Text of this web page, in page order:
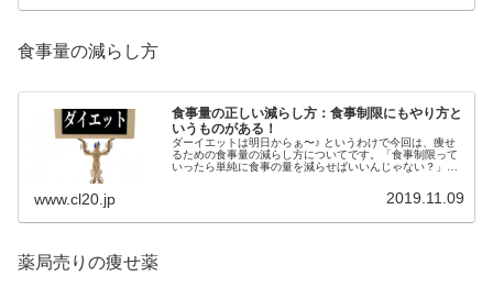
食事量の減らし方
食事量の正しい減らし方：食事制限にもやり方と
いうものがある！
ダーイエットは明日からぁ〜♪ というわけで今回は、痩せ
るための食事量の減らし方についてです。「食事制限って
いったら単純に食事の量を減らせばいいんじゃない？」と
www.cl20.jp 2019.11.09
薬局売りの痩せ薬